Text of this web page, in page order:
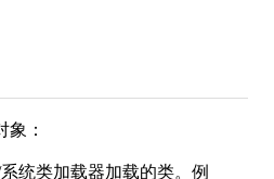
象：
系统类加载器加载的类。例